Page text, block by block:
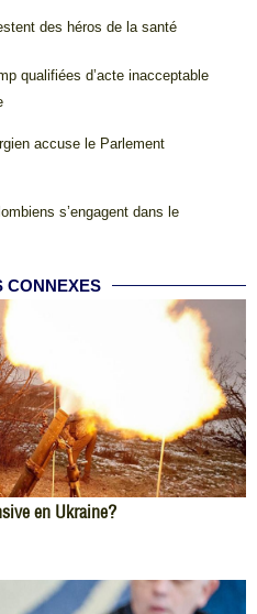
des héros de la santé
qualifiées d’acte inacceptable
accuse le Parlement
s’engagent dans le
CONNEXES
en Ukraine?